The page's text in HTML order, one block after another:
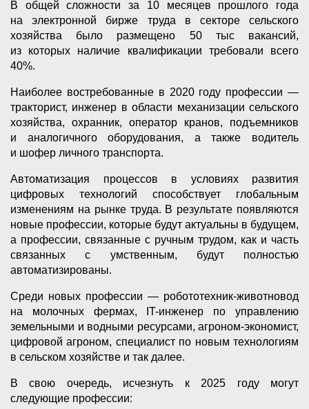
В общей сложности за 10 месяцев прошлого года
на электронной бирже труда в секторе сельского
хозяйства было размещено 50 тыс вакансий,
из которых наличие квалификации требовали всего
40%.
Наиболее востребованные в 2020 году профессии —
тракторист, инженер в области механизации сельского
хозяйства, охранник, оператор кранов, подъемников
и аналогичного оборудования, а также водитель
и шофер личного транспорта.
Автоматизация процессов в условиях развития
цифровых технологий способствует глобальным
изменениям на рынке труда. В результате появляются
новые профессии, которые будут актуальны в будущем,
а профессии, связанные с ручным трудом, как и часть
связанных с умственным, будут полностью
автоматизированы.
Среди новых профессии — робототехник-животновод
на молочных фермах, IT-инженер по управлению
земельными и водными ресурсами, агроном-экономист,
цифровой агроном, специалист по новым технологиям
в сельском хозяйстве и так далее.
В свою очередь, исчезнуть к 2025 году могут
следующие профессии: